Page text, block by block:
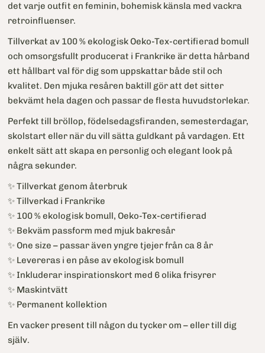
det varje outfit en feminin, bohemisk känsla med vackra
retroinfluenser.
Tillverkat av 100 % ekologisk Oeko-Tex-certifierad bomull
och omsorgsfullt producerat i Frankrike är detta hårband
ett hållbart val för dig som uppskattar både stil och
kvalitet. Den mjuka resåren baktill gör att det sitter
bekvämt hela dagen och passar de flesta huvudstorlekar.
Perfekt till bröllop, födelsedagsfiranden, semesterdagar,
skolstart eller när du vill sätta guldkant på vardagen. Ett
enkelt sätt att skapa en personlig och elegant look på
några sekunder.
✨ Tillverkat genom återbruk
✨ Tillverkad i Frankrike
✨ 100 % ekologisk bomull, Oeko-Tex-certifierad
✨ Bekväm passform med mjuk bakresår
✨ One size – passar även yngre tjejer från ca 8 år
✨ Levereras i en påse av ekologisk bomull
✨ Inkluderar inspirationskort med 6 olika frisyrer
✨ Maskintvätt
✨ Permanent kollektion
En vacker present till någon du tycker om – eller till dig
själv.